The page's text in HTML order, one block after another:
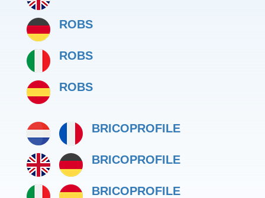
ROBS
ROBS
ROBS
BRICOPROFILE
BRICOPROFILE
BRICOPROFILE